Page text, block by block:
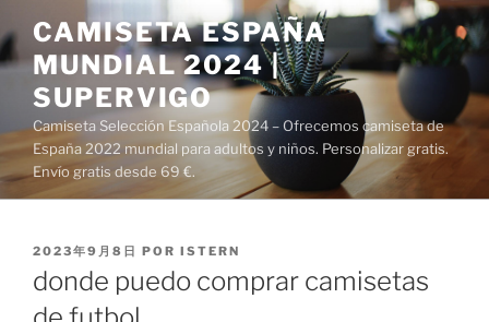
al
contenido
CAMISETA ESPAÑA
MUNDIAL 2024 |
SUPERVIGO
Camiseta Selección Española 2024 – Ofrecemos camiseta de
España 2022 mundial para adultos y niños. Personalizar gratis.
Envío gratis desde 69 €.
PUBLICADO
EL
2023年9月8日 POR ISTERN
donde puedo comprar camisetas